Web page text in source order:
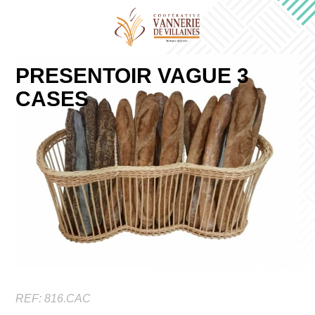
PRESENTOIR VAGUE 3
CASES
REF:816.CAC